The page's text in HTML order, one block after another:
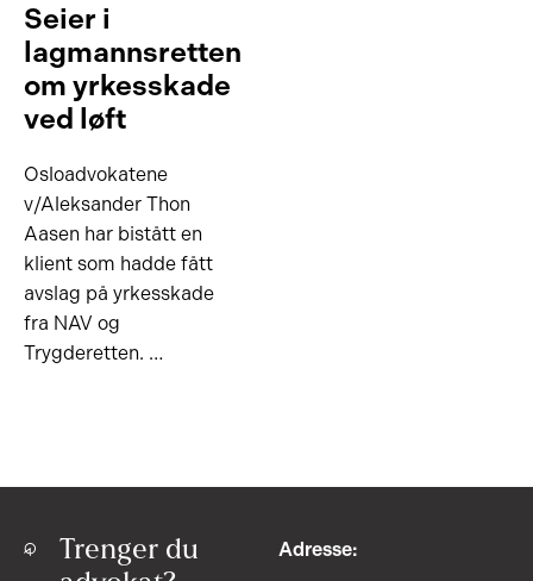
Seier i
lagmannsretten
om yrkesskade
ved løft
Osloadvokatene
v/Aleksander Thon
Aasen har bistått en
klient som hadde fått
avslag på yrkesskade
fra NAV og
Trygderetten. …
Trenger du
Adresse: